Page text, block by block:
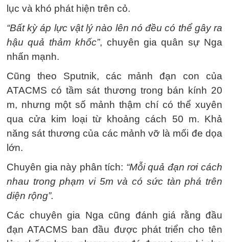
lục và khó phát hiện trên cỏ.
“Bất kỳ áp lực vật lý nào lên nó đều có thể gây ra
hậu quả thảm khốc”, chuyên gia quân sự Nga
nhấn mạnh.
Cũng theo Sputnik, các mảnh đạn con của
ATACMS có tầm sát thương trong bán kính 20
m, nhưng một số mảnh thậm chí có thể xuyên
qua cửa kim loại từ khoảng cách 50 m. Khả
năng sát thương của các mảnh vỡ là mối đe dọa
lớn.
Chuyên gia này phân tích: “Mỗi quả đạn rơi cách
nhau trong phạm vi 5m và có sức tàn phá trên
diện rộng”.
Các chuyên gia Nga cũng đánh giá rằng đầu
đạn ATACMS ban đầu được phát triển cho tên